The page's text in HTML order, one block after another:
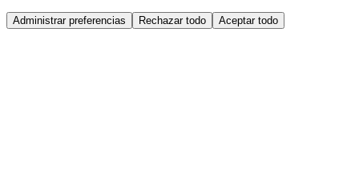
Administrar preferencias Rechazar todo Aceptar todo